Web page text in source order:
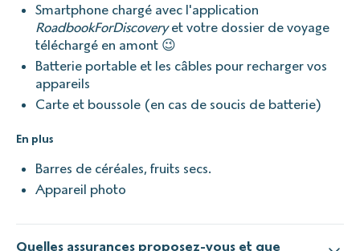
Smartphone chargé avec l'application
RoadbookForDiscoveryet votre dossier de voyage
téléchargé en amont 😉
Batterie portable et les câbles pour recharger vos
appareils
Carte et boussole (en cas de soucis de batterie)
En plus
Barres de céréales, fruits secs.
Appareil photo
Quelles assurances proposez-vous et que